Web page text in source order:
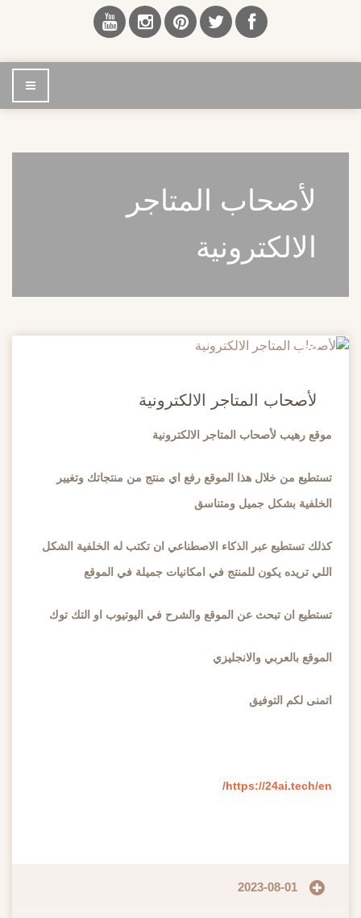
إضغط
للتصفح
لأصحاب المتاجر
الالكترونية
20
لأصحاب المتاجر الالكترونية
موقع رهيب لأصحاب المتاجر الالكترونية
تستطيع من خلال هذا الموقع رفع اي منتج من منتجاتك وتغيير
الخلفية بشكل جميل ومتناسق
كذلك تستطيع عبر الذكاء الاصطناعي ان تكتب له الخلفية الشكل
اللي تريده يكون للمنتج في امكانيات جميلة في الموقع
تستطيع ان تبحث عن الموقع والشرح في اليوتيوب او التك توك
الموقع بالعربي والانجليزي
اتمنى لكم التوفيق
https://24ai.tech/en/
2023-08-01